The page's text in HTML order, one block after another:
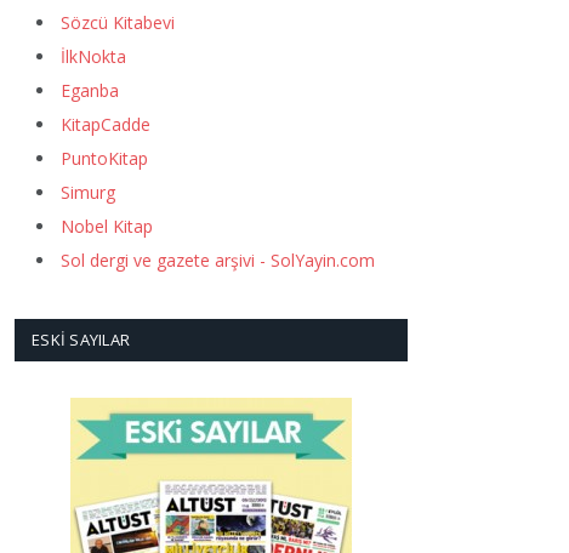
Sözcü Kitabevi
İlkNokta
Eganba
KitapCadde
PuntoKitap
Simurg
Nobel Kitap
Sol dergi ve gazete arşivi - SolYayin.com
ESKI SAYILAR